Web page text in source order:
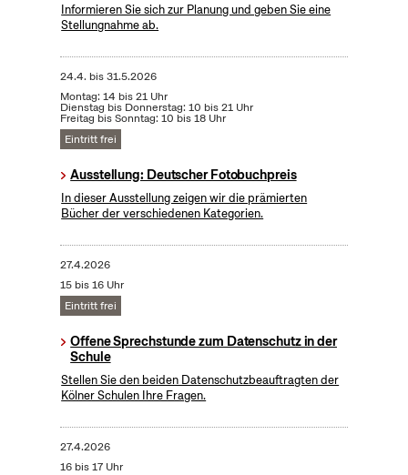
Informieren Sie sich zur Planung und geben Sie eine
Stellungnahme ab.
24.4. bis31.5.2026
Montag: 14 bis 21 Uhr
Dienstag bis Donnerstag: 10 bis 21 Uhr
Freitag bis Sonntag: 10 bis 18 Uhr
Eintritt frei
Ausstellung: Deutscher Fotobuchpreis
In dieser Ausstellung zeigen wir die prämierten
Bücher der verschiedenen Kategorien.
27.4.2026
15 bis 16 Uhr
Eintritt frei
Offene Sprechstunde zum Datenschutz in der
Schule
Stellen Sie den beiden Datenschutzbeauftragten der
Kölner Schulen Ihre Fragen.
27.4.2026
16 bis 17 Uhr